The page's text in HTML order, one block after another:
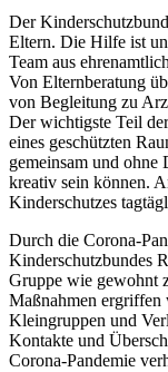
Der
Eltern. Die Hilfe ist
Team aus
Von Elternberatung
von Begleitung zu
Der wichtigste Teil
eines geschützten
gemeinsam und ohne
kreativ sein können.
Kinderschutzes
Durch die Corona-
Kinderschutzbundes
Gruppe wie gewohnt
Maßnahmen ergriffen
Kleingruppen und
Kontakte und
Corona-Pandemie